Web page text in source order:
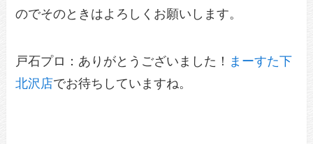
のでそのときはよろしくお願いします。
戸石プロ：ありがとうございました！ まーすた下
北沢店でお待ちしていますね。